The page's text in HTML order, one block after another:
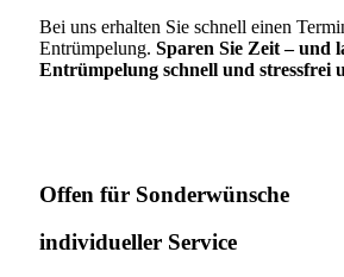
Bei uns erhalten Sie schnell einen
Entrümpelung. Sparen Sie Zeit – und
Entrümpelung schnell und stressfrei
Offen für Sonderwünsche​
individueller Service